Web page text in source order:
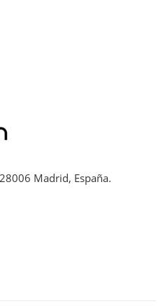
Madrid, España.